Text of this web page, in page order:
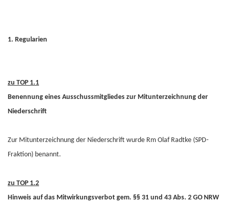
1. Regularien
zu TOP 1.1
Benennung eines Ausschussmitgliedes zur Mitunterzeichnung der
Niederschrift
Zur Mitunterzeichnung der Niederschrift wurde Rm Olaf Radtke (SPD-
Fraktion) benannt.
zu TOP 1.2
Hinweis auf das Mitwirkungsverbot gem. §§ 31 und 43 Abs. 2 GO NRW